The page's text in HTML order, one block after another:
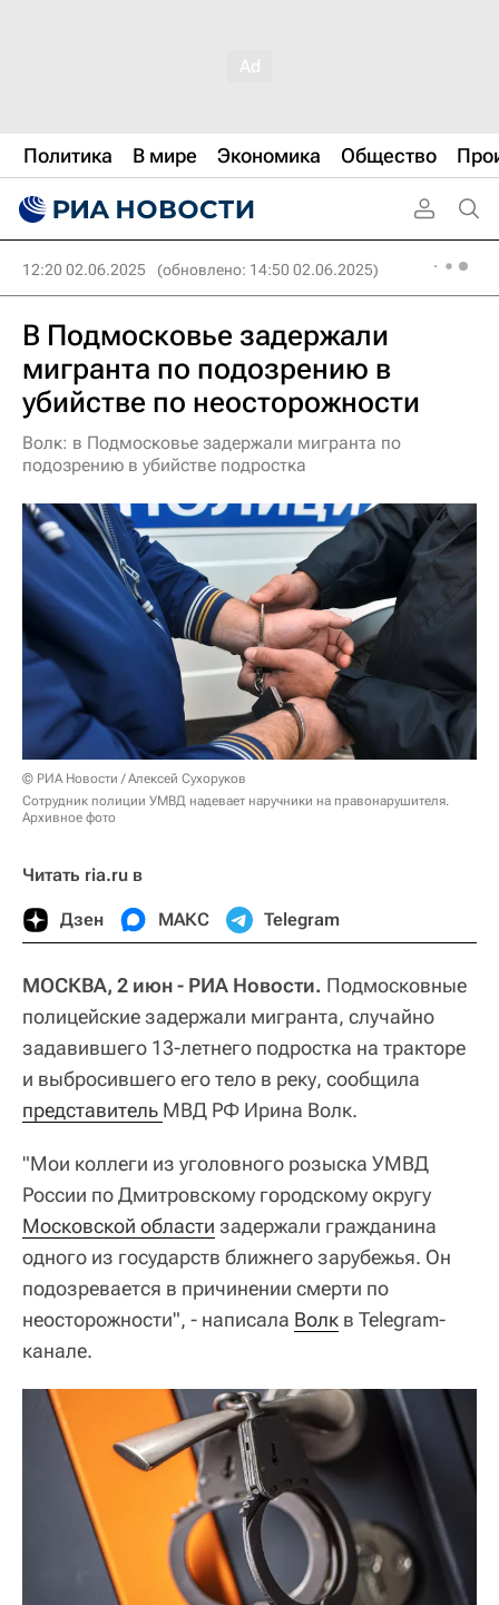
Политика В мире Экономика Общество
12:20 02.06.2025 (обновлено: 14:50 02.06.2025)
В Подмосковье задержали
мигранта по подозрению в
убийстве по неосторожности
Волк: в Подмосковье задержали мигранта по
подозрению в убийстве подростка
© РИА Новости / Алексей Сухоруков
Сотрудник полиции УМВД надевает наручники на правонарушителя.
Архивное фото
Читать ria.ru в
Дзен МАКС Telegram
МОСКВА, 2 июн - РИА Новости. Подмосковные
полицейские задержали мигранта, случайно
задавившего 13-летнего подростка на тракторе
и выбросившего его тело в реку, сообщила
представитель МВД РФ Ирина Волк.
"Мои коллеги из уголовного розыска УМВД
России по Дмитровскому городскому округу
Московской области задержали гражданина
одного из государств ближнего зарубежья. Он
подозревается в причинении смерти по
неосторожности", - написала Волк в Telegram-
канале.